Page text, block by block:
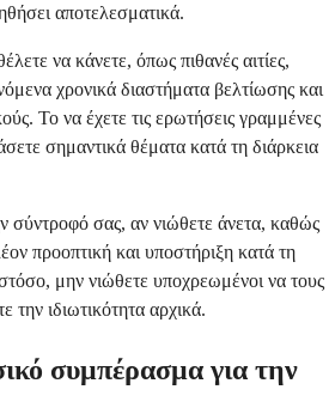
αποτελεσματικά.
να κάνετε, όπως πιθανές αιτίες,
χρονικά διαστήματα βελτίωσης και
Το να έχετε τις ερωτήσεις γραμμένες
σημαντικά θέματα κατά τη διάρκεια
σύντροφό σας, αν νιώθετε άνετα, καθώς
προοπτική και υποστήριξη κατά τη
μην νιώθετε υποχρεωμένοι να τους
την ιδιωτικότητα αρχικά.
συμπέρασμα για την